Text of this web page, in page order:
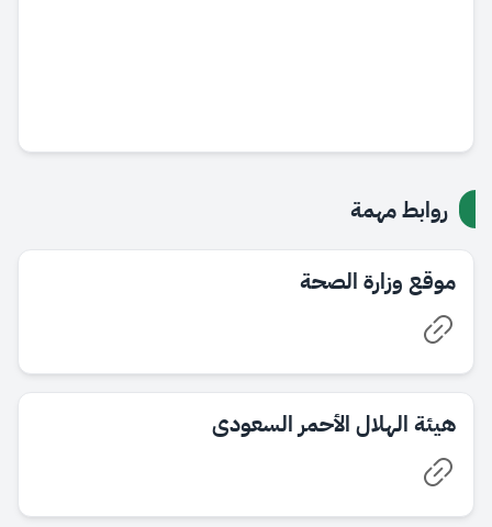
روابط مهمة
موقع وزارة الصحة
هيئة الهلال الأحمر السعودى